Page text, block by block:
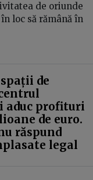
de oriunde
loc să rămână în
de
aduc profituri
de euro.
răspund
legal